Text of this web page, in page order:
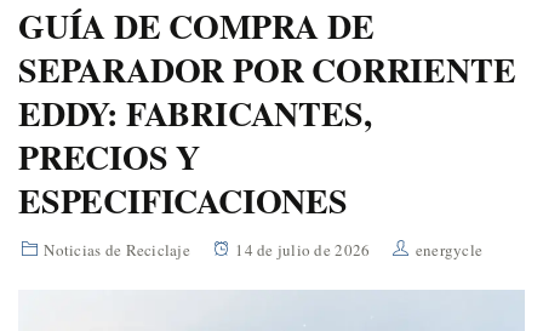
GUÍA DE COMPRA DE
SEPARADOR POR CORRIENTE
EDDY: FABRICANTES,
PRECIOS Y
ESPECIFICACIONES
Noticias de Reciclaje 14 de julio de 2026 energycle